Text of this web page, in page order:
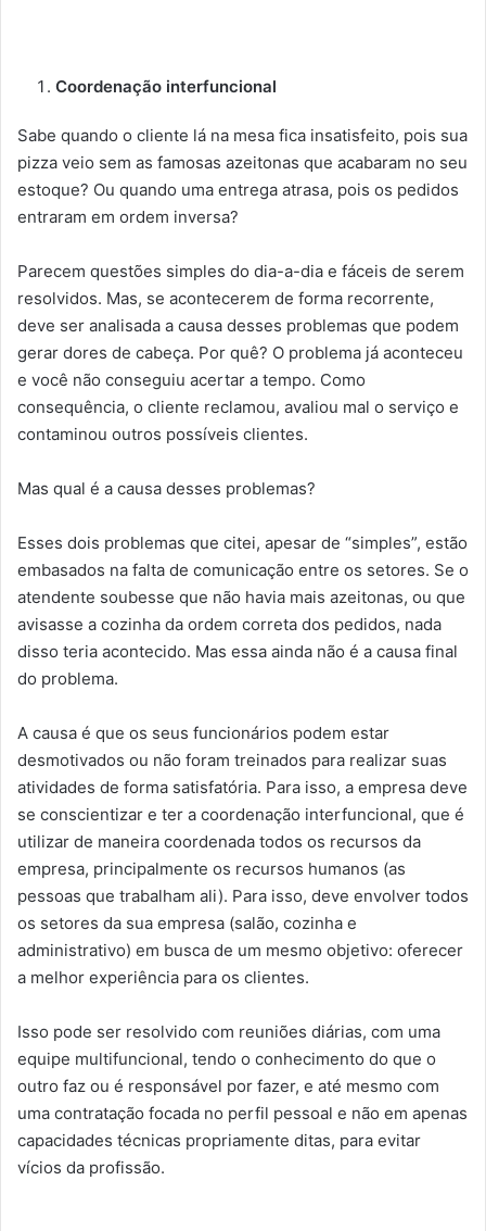
Coordenação interfuncional
Sabe quando o cliente lá na mesa fica insatisfeito, pois sua
pizza veio sem as famosas azeitonas que acabaram no seu
estoque? Ou quando uma entrega atrasa, pois os pedidos
entraram em ordem inversa?
Parecem questões simples do dia-a-dia e fáceis de serem
resolvidos. Mas, se acontecerem de forma recorrente,
deve ser analisada a causa desses problemas que podem
gerar dores de cabeça. Por quê? O problema já aconteceu
e você não conseguiu acertar a tempo. Como
consequência, o cliente reclamou, avaliou mal o serviço e
contaminou outros possíveis clientes.
Mas qual é a causa desses problemas?
Esses dois problemas que citei, apesar de “simples”, estão
embasados na falta de comunicação entre os setores. Se o
atendente soubesse que não havia mais azeitonas, ou que
avisasse a cozinha da ordem correta dos pedidos, nada
disso teria acontecido. Mas essa ainda não é a causa final
do problema.
A causa é que os seus funcionários podem estar
desmotivados ou não foram treinados para realizar suas
atividades de forma satisfatória. Para isso, a empresa deve
se conscientizar e ter a coordenação interfuncional, que é
utilizar de maneira coordenada todos os recursos da
empresa, principalmente os recursos humanos (as
pessoas que trabalham ali). Para isso, deve envolver todos
os setores da sua empresa (salão, cozinha e
administrativo) em busca de um mesmo objetivo: oferecer
a melhor experiência para os clientes.
Isso pode ser resolvido com reuniões diárias, com uma
equipe multifuncional, tendo o conhecimento do que o
outro faz ou é responsável por fazer, e até mesmo com
uma contratação focada no perfil pessoal e não em apenas
capacidades técnicas propriamente ditas, para evitar
vícios da profissão.